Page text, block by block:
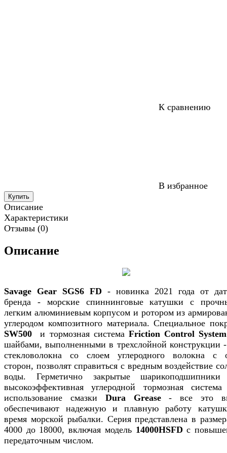
К сравнению
В избранное
Купить
Описание
Характеристики
Отзывы (0)
Описание
Savage Gear SGS6 FD - новинка 2021 года от
бренда - морские спиннинговые катушки с
легким алюминиевым корпусом и ротором из
углеродом композитного материала. Специальное
SW500 и тормозная система Friction Control
шайбами, выполненными в трехслойной конструкции
стекловолокна со слоем углеродного волокна с
сторон, позволят справиться с вредным воздействие
воды. Герметично закрытые
высокоэффективная углеродной тормозная
использование смазки Dura Grease- все это
обеспечивают надежную и плавную работу
время морской рыбалки. Серия представлена в
4000 до 18000, включая модель 14000HSFD с
передаточным числом.